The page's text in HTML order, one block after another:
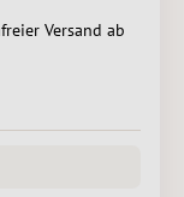
Versand ab